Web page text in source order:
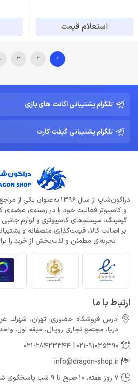
استعلام قیمت
1
2
3
تلگرام پشتیبانی اکانت های بازی
تلگرام پشتیبانی گیفت کارت
دراگون‌شاپ از سال 1396
و کامپیوتر فعالیت خود را در زمینه‌ی
گیمینگ، سیستم‌های کامپیوتری و لوازم جانبی
بر اصالت کالا، قیمت‌گذاری منصفانه و
تجربه‌ای مطمئن و لذت‌بخش از خرید را
ارتباط با ما
آدرس فروشگاه حضوری: تهران، شهرك
دريا، مجتمع تجارى رويـال، طبقه اول، واحد 110 فروشگاه دراگون شاپ
021-91035390
021-28423344
info@dragon-shop.ir
7 روز هفته، 10 صبح تا 9 شب پاسخگوی شما عزیزان هستیم.